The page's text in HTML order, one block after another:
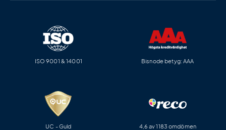
ISO 9001 & 14001 Bisnode betyg: AAA
UC - Guld 4,6 av 1183 omdömen